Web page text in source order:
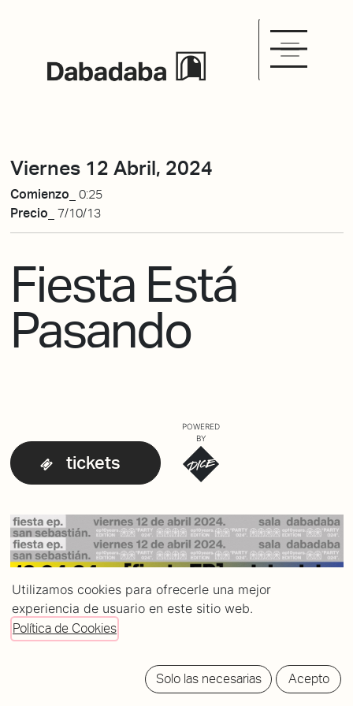
Viernes 12 Abril, 2024
Comienzo_ 0:25
Precio_ 7/10/13
Fiesta Está
Pasando
tickets
POWERED
BY
Utilizamos cookies para ofrecerle una mejor
experiencia de usuario en este sitio web.
Política de Cookies
Solo las necesarias Acepto